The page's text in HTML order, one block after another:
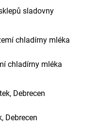
sladovny
chladírny mléka
Debrecen